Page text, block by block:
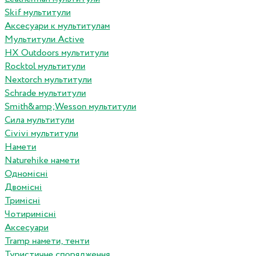
Skif мультитули
Аксесуари к мультитулам
Мультитули Active
HX Outdoors мультитули
Rocktol мультитули
Nextorch мультитули
Schrade мультитули
Smith&amp;Wesson мультитули
Сила мультитули
Civivi мультитули
Намети
Naturehike намети
Одномісні
Двомісні
Тримісні
Чотиримісні
Аксесуари
Tramp намети, тенти